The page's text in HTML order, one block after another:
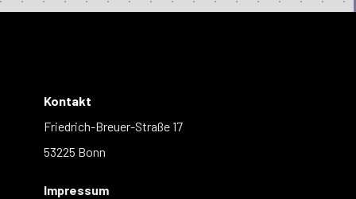
Kontakt
Friedrich-Breuer-Straße 17
53225 Bonn
Impressum